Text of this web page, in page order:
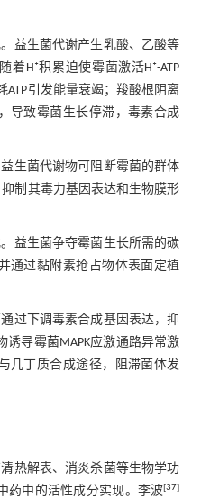
益生菌代谢产生乳酸、乙酸等
着H⁺积累迫使霉菌激活H⁺-ATP
ATP引发能量衰竭；羧酸根阴离
导致霉菌生长停滞，毒素合成
生菌代谢物可阻断霉菌的群体
制其毒力基因表达和生物膜形
益生菌争夺霉菌生长所需的碳
通过黏附素抢占物体表面定植
过下调毒素合成基因表达，抑
诱导霉菌MAPK应激通路异常激
几丁质合成途径，阻滞菌体发
热解表、消炎杀菌等生物学功
药中的活性成分实现。李波[37]